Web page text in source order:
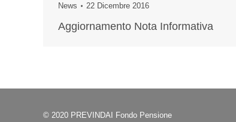
News 22 Dicembre 2016
Aggiornamento Nota Informativa
© 2020 PREVINDAI Fondo Pensione